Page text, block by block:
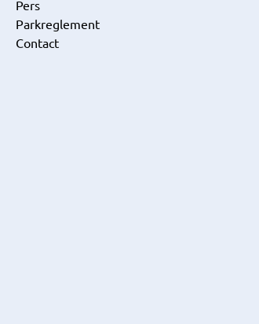
Pers
Parkreglement
Contact